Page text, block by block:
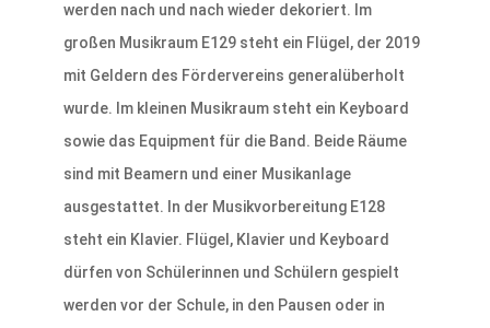
werden nach und nach wieder dekoriert. Im
großen Musikraum E129 steht ein Flügel, der 2019
mit Geldern des Fördervereins generalüberholt
wurde. Im kleinen Musikraum steht ein Keyboard
sowie das Equipment für die Band. Beide Räume
sind mit Beamern und einer Musikanlage
ausgestattet. In der Musikvorbereitung E128
steht ein Klavier. Flügel, Klavier und Keyboard
dürfen von Schülerinnen und Schülern gespielt
werden vor der Schule, in den Pausen oder in